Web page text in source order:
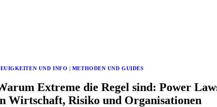
UND INFO | METHODEN UND GUIDES
Extreme die Regel sind: Power
Wirtschaft, Risiko und Organisationen